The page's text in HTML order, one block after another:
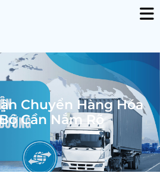
Chuyển Hàng Hóa
Cần Nắm Rõ